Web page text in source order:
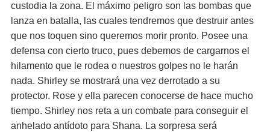
custodia la zona. El máximo peligro son las bombas que
lanza en batalla, las cuales tendremos que destruir antes
que nos toquen sino queremos morir pronto. Posee una
defensa con cierto truco, pues debemos de cargarnos el
hilamento que le rodea o nuestros golpes no le harán
nada. Shirley se mostrará una vez derrotado a su
protector. Rose y ella parecen conocerse de hace mucho
tiempo. Shirley nos reta a un combate para conseguir el
anhelado antídoto para Shana. La sorpresa será